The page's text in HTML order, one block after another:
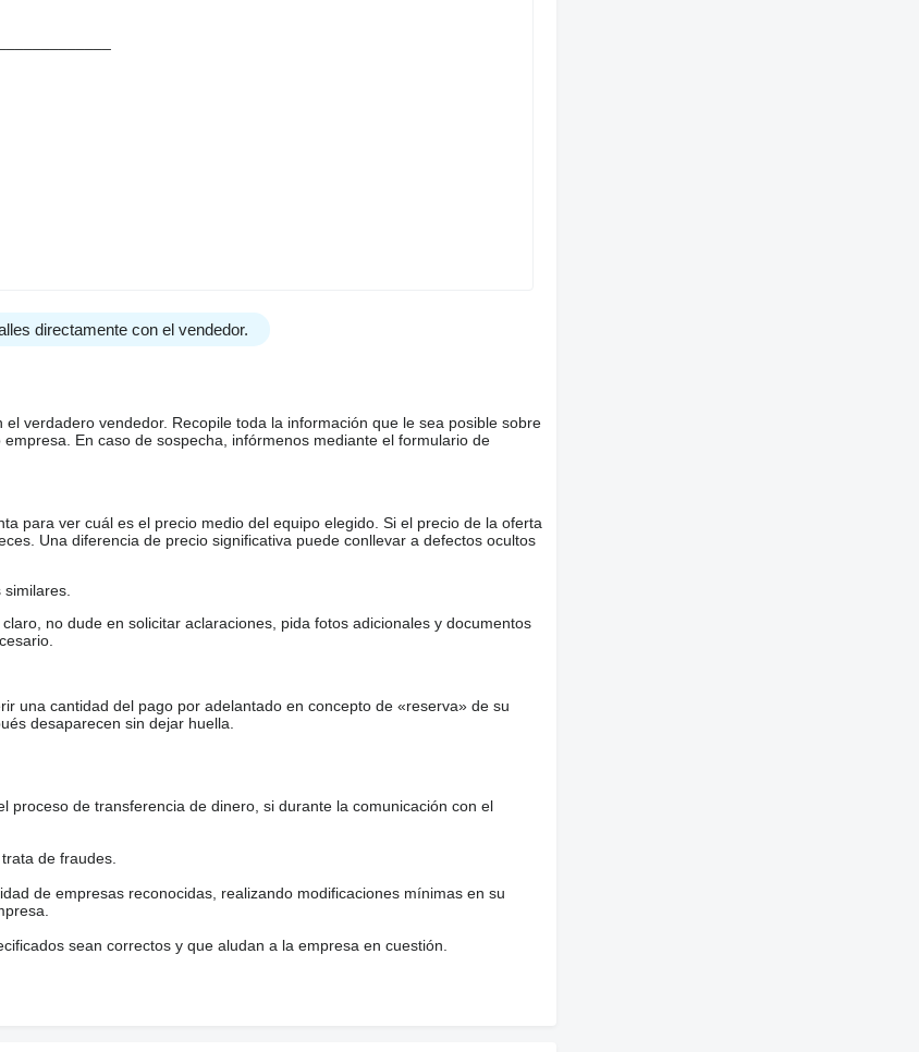
directamente con el vendedor.
verdadero vendedor. Recopile toda la información que le sea posible sobre
En caso de sospecha, infórmenos mediante el formulario de
para ver cuál es el precio medio del equipo elegido. Si el precio de la oferta
Una diferencia de precio significativa puede conllevar a defectos ocultos
no dude en solicitar aclaraciones, pida fotos adicionales y documentos
una cantidad del pago por adelantado en concepto de «reserva» de su
desaparecen sin dejar huella.
de transferencia de dinero, si durante la comunicación con el
de fraudes.
de empresas reconocidas, realizando modificaciones mínimas en su
sean correctos y que aludan a la empresa en cuestión.